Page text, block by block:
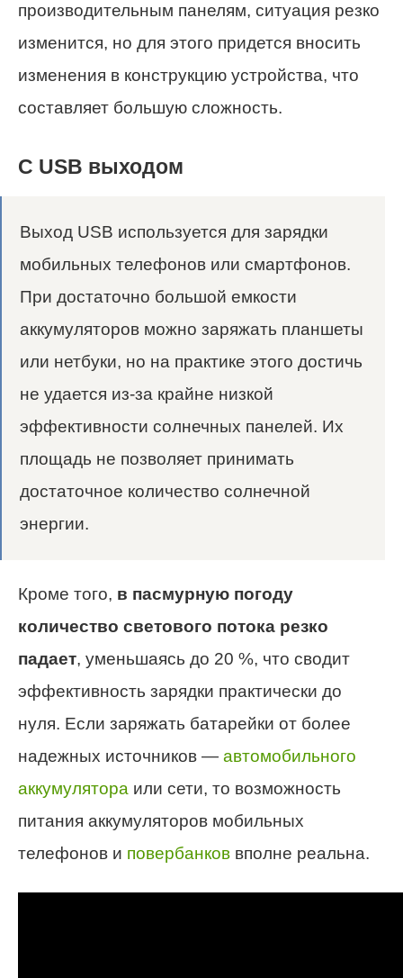
производительным панелям, ситуация резко
изменится, но для этого придется вносить
изменения в конструкцию устройства, что
составляет большую сложность.
С USB выходом
Выход USB используется для зарядки
мобильных телефонов или смартфонов.
При достаточно большой емкости
аккумуляторов можно заряжать планшеты
или нетбуки, но на практике этого достичь
не удается из-за крайне низкой
эффективности солнечных панелей. Их
площадь не позволяет принимать
достаточное количество солнечной
энергии.
Кроме того, в пасмурную погоду
количество светового потока резко
падает, уменьшаясь до 20 %, что сводит
эффективность зарядки практически до
нуля. Если заряжать батарейки от более
надежных источников — автомобильного
аккумулятора или сети, то возможность
питания аккумуляторов мобильных
телефонов и повербанков вполне реальна.